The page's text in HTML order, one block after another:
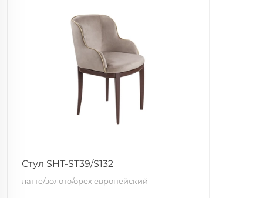
Стул SHT-ST39/S132
латте/золото/орех европейский